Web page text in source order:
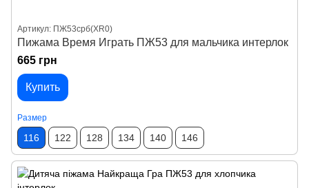
Артикул: ПЖ53срб(XR0)
Пижама Время Играть ПЖ53 для мальчика интерлок
665 грн
Купить
Размер
116 122 128 134 140 146